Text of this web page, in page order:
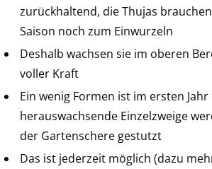
zurückhaltend, die Thujas
Saison noch zum Einwurzeln
Deshalb wachsen sie im oberen
voller Kraft
Ein wenig Formen ist im ersten
herauswachsende Einzelzweige
der Gartenschere gestutzt
Das ist jederzeit möglich (dazu